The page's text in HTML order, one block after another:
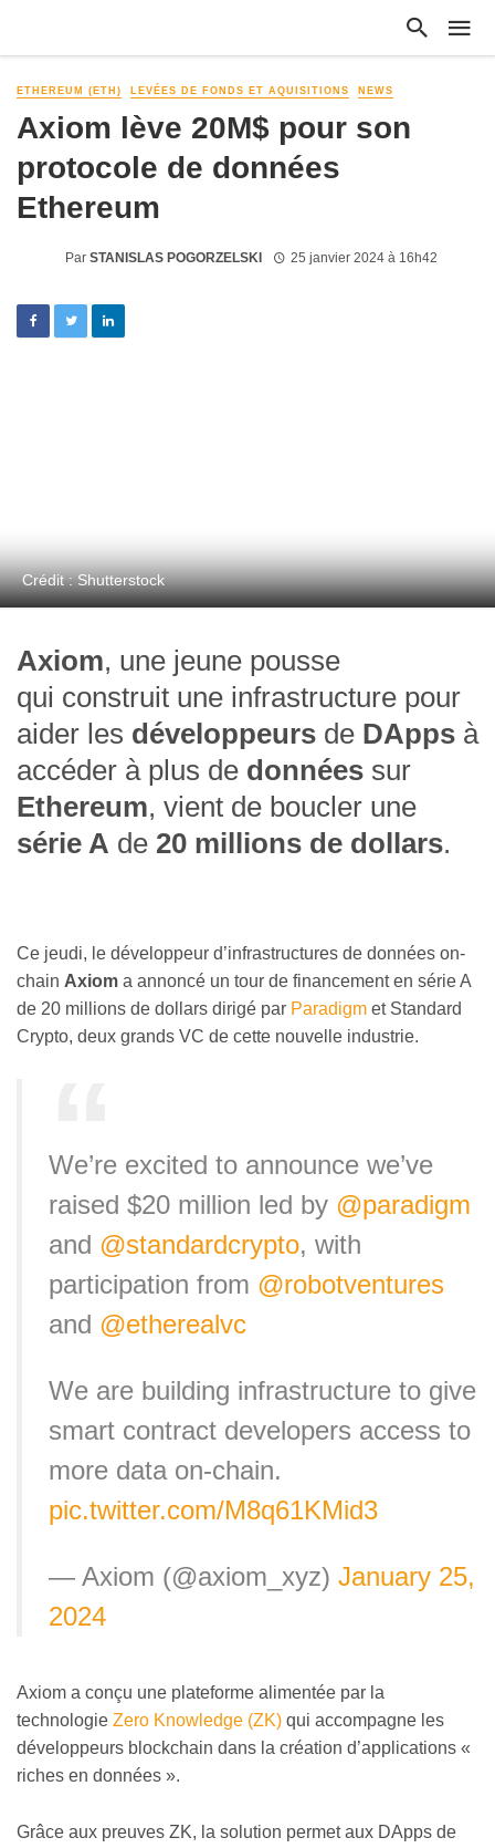
ETHEREUM (ETH) LEVÉES DE FONDS ET AQUISITIONS NEWS
Axiom lève 20M$ pour son
protocole de données
Ethereum
Par STANISLAS POGORZELSKI 25 janvier 2024 à 16h42
Crédit : Shutterstock
Axiom, une jeune pousse
qui construit une infrastructure pour
aider les développeurs de DApps à
accéder à plus de données sur
Ethereum, vient de boucler une
série A de 20 millions de dollars.
Ce jeudi, le développeur d’infrastructures de données on-
chain Axiom a annoncé un tour de financement en série A
de 20 millions de dollars dirigé par Paradigm et Standard
Crypto, deux grands VC de cette nouvelle industrie.
We’re excited to announce we’ve
raised $20 million led by @paradigm
and @standardcrypto, with
participation from @robotventures
and @etherealvc
We are building infrastructure to give
smart contract developers access to
more data on-chain.
pic.twitter.com/M8q61KMid3
— Axiom (@axiom_xyz) January 25,
2024
Axiom a conçu une plateforme alimentée par la
technologie Zero Knowledge (ZK) qui accompagne les
développeurs blockchain dans la création d’applications «
riches en données ».
Grâce aux preuves ZK, la solution permet aux DApps de